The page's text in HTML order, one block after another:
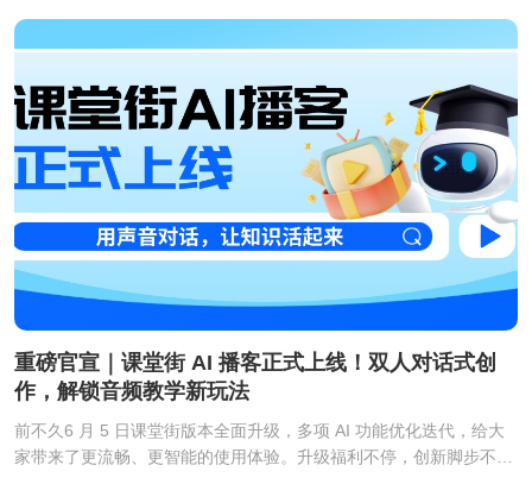
决方案！四大场景全覆盖:学习、私域、情感、职场一站式搞定！四大
核心AI智能体 功能全解析01 教育计划定制专家适配场景：全学段学
生学习规
重磅官宣｜课堂街 AI 播客正式上线！双人对话式创
作，解锁音频教学新玩法
前不久6 月 5 日课堂街版本全面升级，多项 AI 功能优化迭代，给大
家带来了更流畅、更智能的使用体验。升级福利不停，创新脚步不